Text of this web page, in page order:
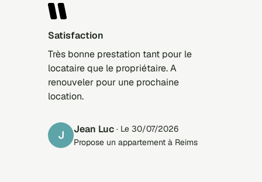
Satisfaction
Très bonne prestation tant pour le
locataire que le propriétaire. A
renouveler pour une prochaine
location.
J Jean Luc · Le 30/07/2026
Propose un appartement à Reims